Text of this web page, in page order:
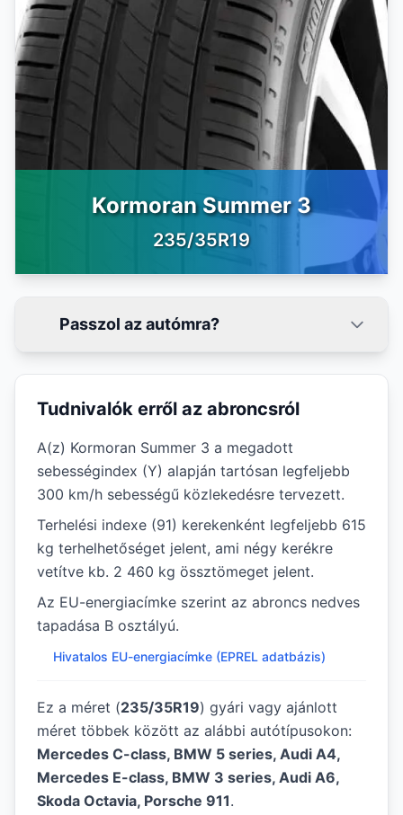
Kormoran Summer 3
235/35R19
Passzol az autómra?
Tudnivalók erről az abroncsról
A(z) Kormoran Summer 3 a megadott
sebességindex (Y) alapján tartósan legfeljebb
300 km/h sebességű közlekedésre tervezett.
Terhelési indexe (91) kerekenként legfeljebb 615
kg terhelhetőséget jelent, ami négy kerékre
vetítve kb. 2 460 kg össztömeget jelent.
Az EU-energiacímke szerint az abroncs nedves
tapadása B osztályú.
Hivatalos EU-energiacímke (EPREL adatbázis)
Ez a méret (235/35R19) gyári vagy ajánlott
méret többek között az alábbi autótípusokon:
Mercedes C-class, BMW 5 series, Audi A4,
Mercedes E-class, BMW 3 series, Audi A6,
Skoda Octavia, Porsche 911.